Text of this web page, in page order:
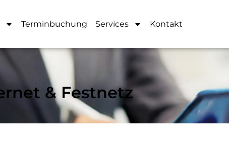
Terminbuchung Services Kontakt
& Festnetz